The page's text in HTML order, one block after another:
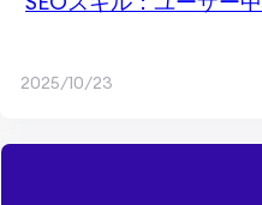
2025/10/23